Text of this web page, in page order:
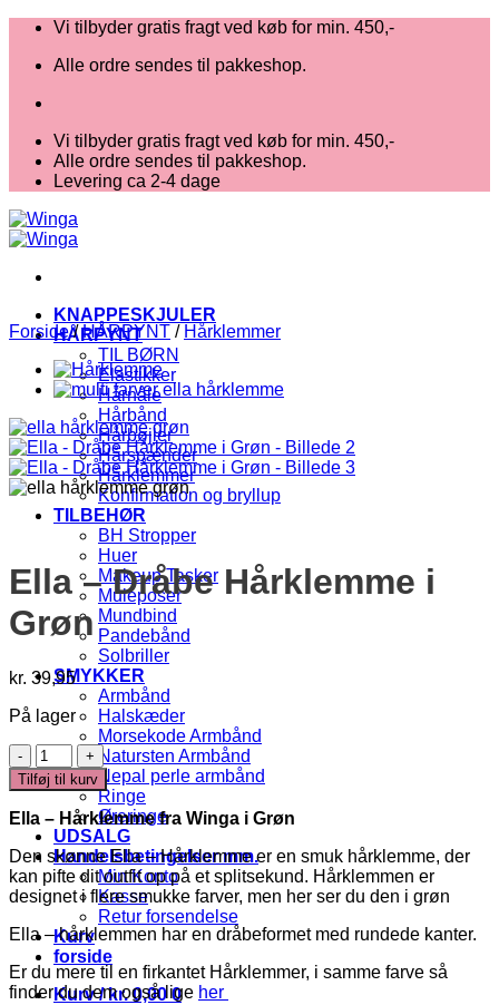
Fortsæt
indhold
Vi tilbyder gratis fragt ved køb for min. 450,-
Alle ordre sendes til pakkeshop.
Vi tilbyder gratis fragt ved køb for min. 450,-
Alle ordre sendes til pakkeshop.
Levering ca 2-4 dage
KNAPPESKJULER
HÅRPYNT
TIL BØRN
Elastikker
Hårnåle
Hårbånd
Hårbøjler
Hårspænder
Hårklemmer
Konfirmation og bryllup
TILBEHØR
BH Stropper
Huer
Makeup Tasker
Muleposer
Mundbind
Pandebånd
Solbriller
SMYKKER
Armbånd
Halskæder
Morsekode Armbånd
Natursten Armbånd
Nepal perle armbånd
Ringe
Øreringe
UDSALG
Handelsbetingelser mm.
Min Konto
Kasse
Retur forsendelse
Kurv
forside
Kurv /kr.0,00 0
Forside / HÅRPYNT / Hårklemmer
Ella – Dråbe Hårklemme i
Grøn
kr. 39,95
På lager
Ella
-
Dråbe
Hårklemme
i
Grøn
antal
Tilføj til kurv
Ella – Hårklemme fra Winga i Grøn
Den skønne Ella – Hårklemme er en smuk hårklemme, der
kan pifte dit outfit op på et splitsekund. Hårklemmen er
designet i flere smukke farver, men her ser du den i grøn
Ella – hårklemmen har en dråbeformet med rundede kanter.
Er du mere til en firkantet Hårklemmer, i samme farve så
finder du dem også lige her